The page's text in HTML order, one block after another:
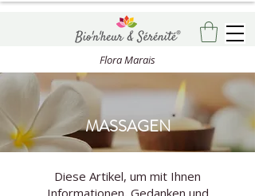
Flora Marais
MASSAGEN
Diese Artikel, um mit Ihnen